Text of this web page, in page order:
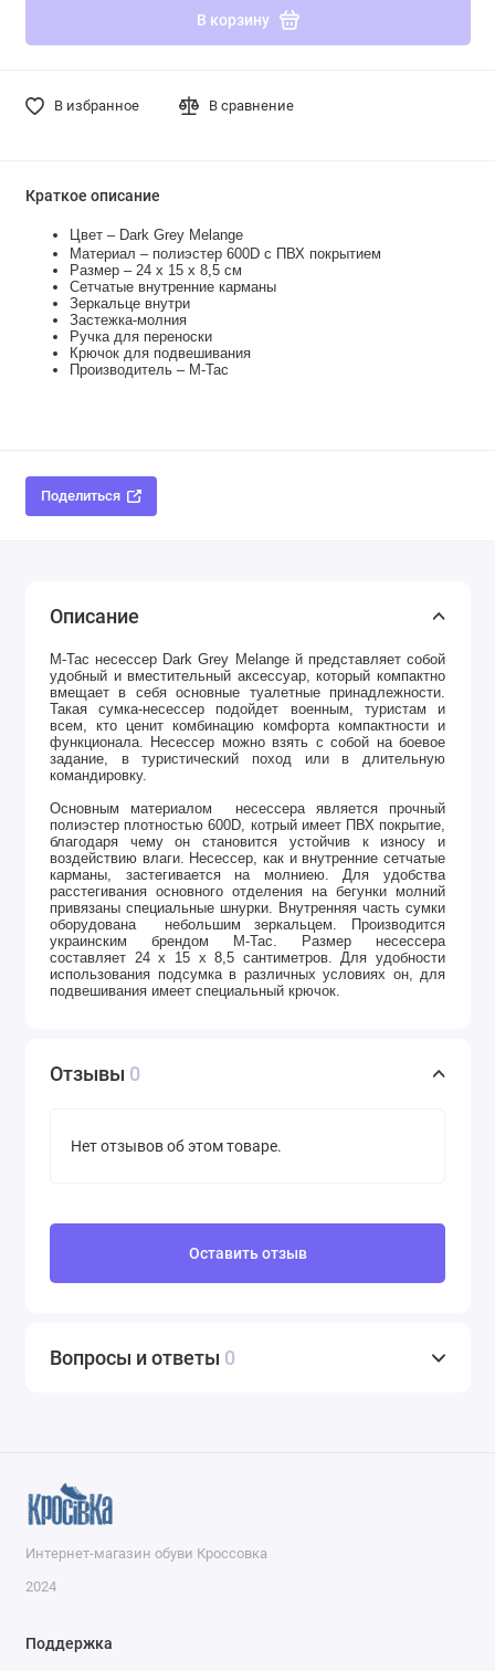
В корзину
В избранное В сравнение
Краткое описание
Цвет – Dark Grey Melange
Материал – полиэстер 600D с ПВХ покрытием
Размер – 24 х 15 х 8,5 см
Сетчатые внутренние карманы
Зеркальце внутри
Застежка-молния
Ручка для переноски
Крючок для подвешивания
Производитель – M-Tac
Поделиться
Описание
M-Tac несессер Dark Grey Melangeй представляет собой
удобный и вместительный аксессуар, который компактно
вмещает в себя основные туалетные принадлежности.
Такая сумка-несессер подойдет военным, туристам и
всем, кто ценит комбинацию комфорта компактности и
функционала. Несессер можно взять с собой на боевое
задание, в туристический поход или в длительную
командировку.
Основным материалом несессера является прочный
полиэстер плотностью 600D, котрый имеет ПВХ покрытие,
благодаря чему онстановится устойчив к износу и
воздействию влаги. Несессер, как и внутренние сетчатые
карманы, застегивается на молниею. Для удобства
расстегивания основного отделения на бегунки молний
привязаны специальные шнурки. Внутренняя часть сумки
оборудована
небольшим зеркальцем. Производится
украинским брендом M-Tac. Размер несессера
составляет 24 х 15 х 8,5 сантиметров. Для удобности
использования подсумка в различных условиях он, для
подвешивания имеет специальный крючок.
Отзывы 0
Нет отзывов об этом товаре.
Оставить отзыв
Вопросы и ответы 0
Интернет-магазин обуви Кроссовка
2024
Поддержка